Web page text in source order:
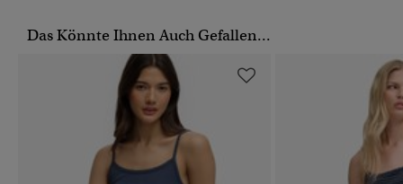
Das Könnte Ihnen Auch Gefallen...